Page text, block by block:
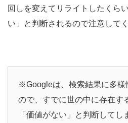
回しを変えてリライトしたくら
い」と判断されるので注意してく
※Googleは、検索結果に多様
ので、すでに世の中に存在す
「価値がない」と判断してし